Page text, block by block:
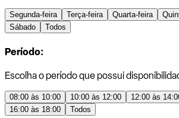
Segunda-feira Terça-feira Quarta-feira
Sábado
Todos
Período:
Escolha o período que possui
08:00 às 10:00 10:00 às 12:00 12:00 às
16:00 às 18:00
Todos